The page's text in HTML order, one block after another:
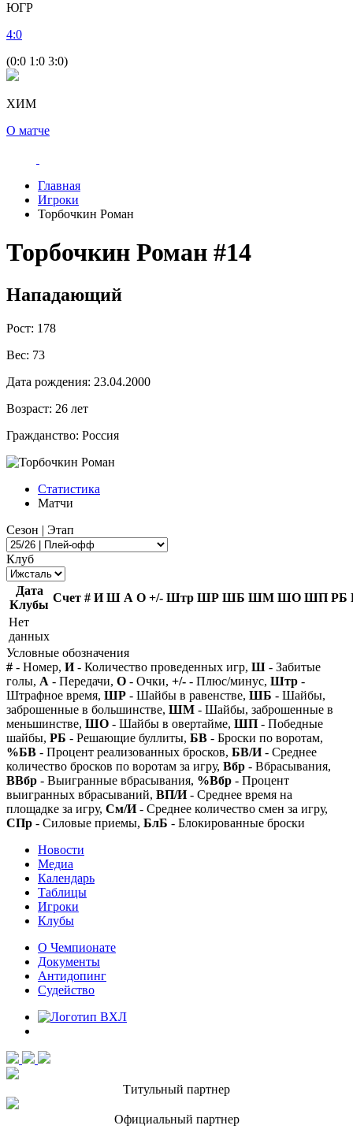
ЮГР
4:0
(0:0 1:0 3:0)
ХИМ
О матче
Главная
Игроки
Торбочкин Роман
Торбочкин Роман #14
Нападающий
Рост: 178
Вес: 73
Дата рождения: 23.04.2000
Возраст: 26 лет
Гражданство: Россия
Статистика
Матчи
Сезон | Этап
Клуб
Дата
Клубы
Счет # И Ш А О +/- Штр ШР ШБ ШМ ШО ШП РБ
Нет
данных
Условные обозначения
# - Номер, И- Количество проведенных игр, Ш - Забитые
голы, А - Передачи, О - Очки, +/- - Плюс/минус, Штр -
Штрафное время, ШР - Шайбы в равенстве, ШБ - Шайбы,
заброшенные в большинстве, ШМ - Шайбы, заброшенные в
меньшинстве, ШО - Шайбы в овертайме, ШП - Победные
шайбы, РБ - Решающие буллиты, БВ - Броски по воротам,
%БВ - Процент реализованных бросков, БВ/И- Среднее
количество бросков по воротам за игру, Вбр - Вбрасывания,
ВВбр - Выигранные вбрасывания, %Вбр - Процент
выигранных вбрасываний, ВП/И- Среднее время на
площадке за игру, См/И- Среднее количество смен за игру,
СПр - Силовые приемы, БлБ - Блокированные броски
Новости
Медиа
Календарь
Таблицы
Игроки
Клубы
О Чемпионате
Документы
Антидопинг
Судейство
Титульный партнер
Официальный партнер